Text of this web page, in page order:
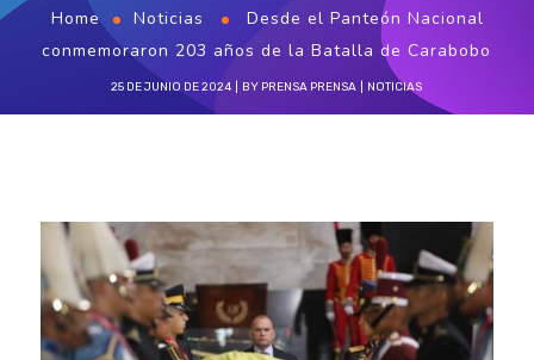
Home Noticias
Desde el Panteón Nacional
conmemoraron 203 años de la Batalla de Carabobo
25 DE JUNIO DE 2024 BY PRENSA PRENSA NOTICIAS